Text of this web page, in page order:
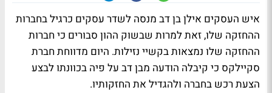
איש העסקים אילן בן דב מנסה לשדר עסקים כרגיל בחברות
ההחזקה שלו, זאת למרות שבשוק ההון סבורים כי חברות
ההחזקה שלו נמצאות בקשיי נזילות. היום מדווחת חברת
סקיילקס כי קיבלה הודעה מבן דב על פיה בכוונתו לבצע
הצעת רכש בחברה ולהגדיל את החזקותיו.